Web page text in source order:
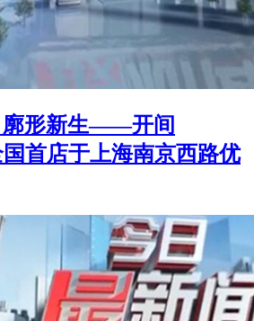
廓形新生——开间
首店于上海南京西路优